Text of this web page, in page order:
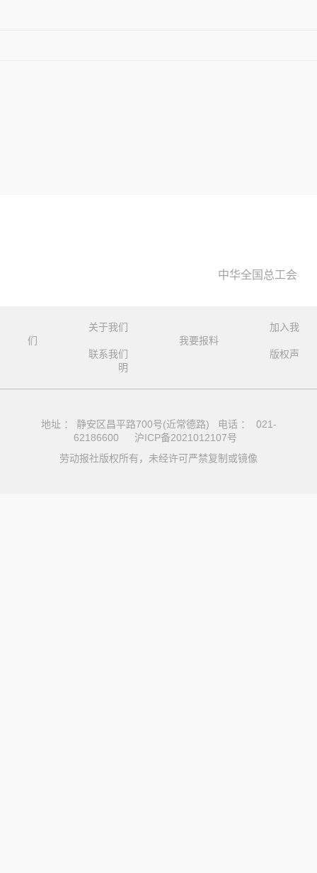
中华全国总工会
关于我们
加入我
们
我要报料
联系我们
版权声
明
地址 ： 静安区昌平路700号(近常德路) 电话 ： 021-
62186600
沪ICP备2021012107号
劳动报社版权所有，未经许可严禁复制或镜像